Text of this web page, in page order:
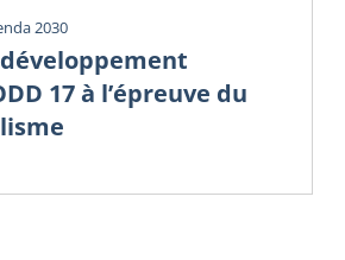
2030
17 à l’épreuve du